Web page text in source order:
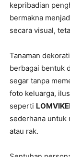
kepribadian
bermakna
secara visual,
Tanaman
berbagai bentuk
segar tanpa
foto keluarga,
seperti
sederhana untuk
atau rak.